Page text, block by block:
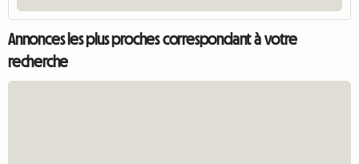
Annonces les plus proches correspondant à votre
recherche